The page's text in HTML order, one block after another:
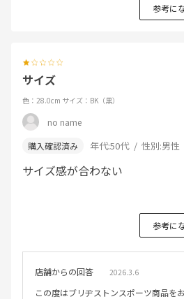
参考に
サイズ
色：28.0cm サイズ：BK（黒）
no name
年代:50代 性別:男性
サイズ感が合わない
参考に
店舗からの回答 2026.3.6
この度はブリヂストンスポーツ商品を